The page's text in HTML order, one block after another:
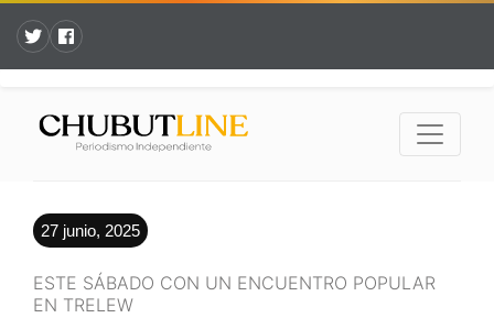
27 junio, 2025
ESTE SÁBADO CON UN ENCUENTRO POPULAR
EN TRELEW